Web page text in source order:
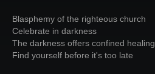
Blasphemy of the righteous church
Celebrate in darkness
The darkness offers confined healing
Find yourself before it's too late